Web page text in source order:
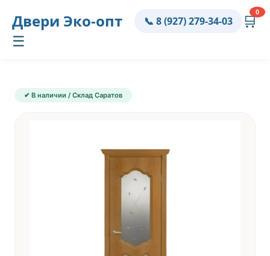
Двери Эко-опт
☰
📞 8 (927) 279-34-03 🛒
0
✔ В наличии / Склад Саратов